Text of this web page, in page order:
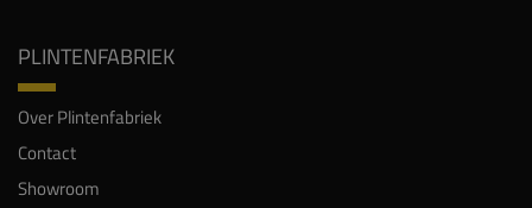
PLINTENFABRIEK
Over Plintenfabriek
Contact
Showroom